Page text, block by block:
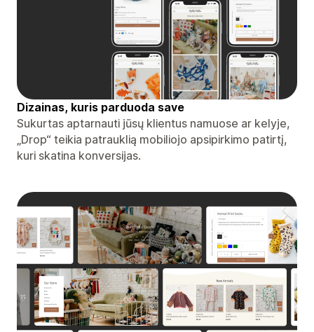
Dizainas, kuris parduoda save
Sukurtas aptarnauti jūsų klientus namuose ar kelyje,
„Drop“ teikia patrauklią mobiliojo apsipirkimo patirtį,
kuri skatina konversijas.